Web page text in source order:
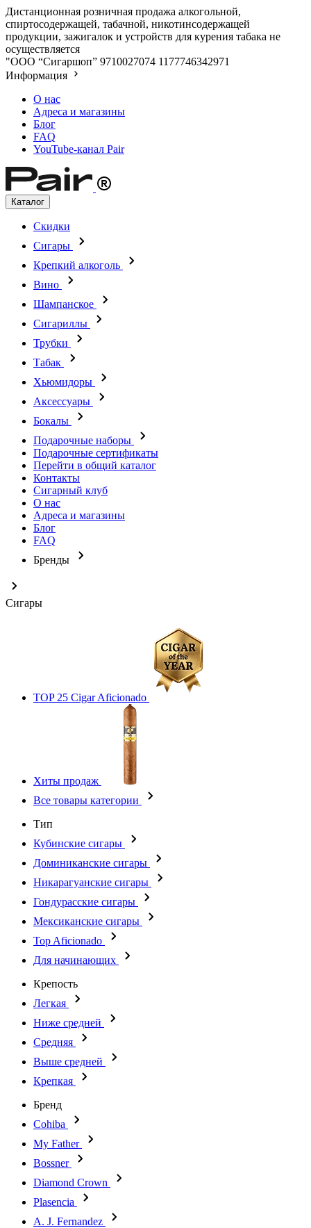
Дистанционная розничная продажа алкогольной,
спиртосодержащей, табачной, никотинсодержащей
продукции, зажигалок и устройств для курения табака не
осуществляется
"ООО “Сигаршоп” 9710027074 1177746342971
Информация
О нас
Адреса и магазины
Блог
FAQ
YouTube-канал Pair
Каталог
Скидки
Сигары
Крепкий алкоголь
Вино
Шампанское
Сигариллы
Трубки
Табак
Хьюмидоры
Аксессуары
Бокалы
Подарочные наборы
Подарочные сертификаты
Перейти в общий каталог
Контакты
Сигарный клуб
О нас
Адреса и магазины
Блог
FAQ
Бренды
Сигары
TOP 25 Cigar Aficionado
Хиты продаж
Все товары категории
Тип
Кубинские сигары
Доминиканские сигары
Никарагуанские сигары
Гондурасские сигары
Мексиканские сигары
Top Aficionado
Для начинающих
Крепость
Легкая
Ниже средней
Средняя
Выше средней
Крепкая
Бренд
Cohiba
My Father
Bossner
Diamond Crown
Plasencia
A. J. Fernandez